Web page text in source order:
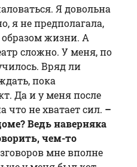
Я довольна
я не предполагала,
образом жизни. А
сложно. У меня, по
Вряд ли
пока
Да и у меня после
что не хватает сил. –
Ведь наверняка
чем-то
мне вполне